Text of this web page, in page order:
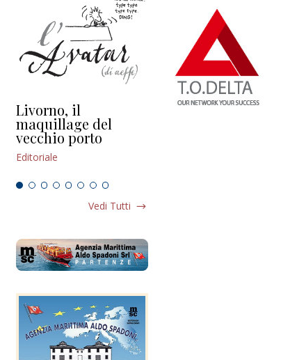
Livorno, il
maquillage del
vecchio porto
Editoriale
L’uscita di scena di
Vedi Tutti